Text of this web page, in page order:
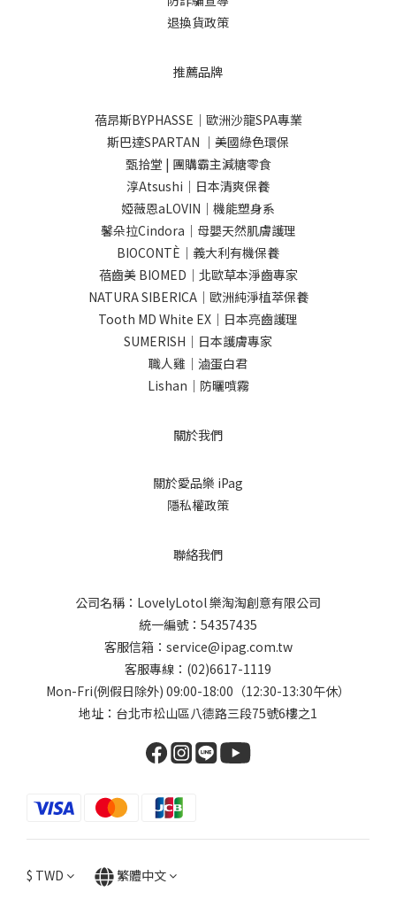
退換貨政策
推薦品牌
蓓昂斯BYPHASSE｜歐洲沙龍SPA專業
斯巴達SPARTAN ｜美國綠色環保
甄拾堂 | 團購霸主減糖零食
淳Atsushi｜日本清爽保養
婭薇恩aLOVIN｜機能塑身系
馨朵拉Cindora｜母嬰天然肌膚護理
BIOCONTÈ｜義大利有機保養
蓓齒美 BIOMED｜北歐草本淨齒專家
NATURA SIBERICA｜歐洲純淨植萃保養
Tooth MD White EX｜日本亮齒護理
SUMERISH｜日本護膚專家
職人雞｜滷蛋白君
Lishan｜防曬噴霧
關於我們
關於愛品樂 iPag
隱私權政策
聯絡我們
公司名稱：LovelyLotol 樂淘淘創意有限公司
統一編號：54357435
客服信箱： service@ipag.com.tw
客服專線： (02)6617-1119
Mon-Fri(例假日除外) 09:00-18:00（12:30-13:30午休）
地址：台北巿松山區八德路三段75號6樓之1
$ TWD 繁體中文